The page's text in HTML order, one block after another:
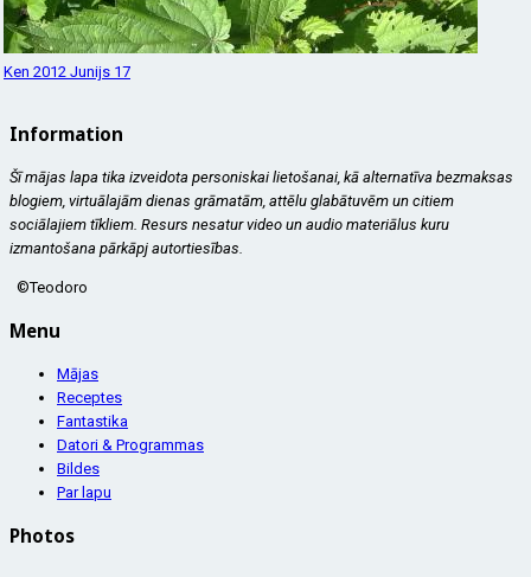
Ken 2012 Junijs 17
Information
Šī mājas lapa tika izveidota personiskai lietošanai, kā alternatīva bezmaksas
blogiem, virtuālajām dienas grāmatām, attēlu glabātuvēm un citiem
sociālajiem tīkliem. Resurs nesatur video un audio materiālus kuru
izmantošana pārkāpj autortiesības.
©Teodoro
Menu
Mājas
Receptes
Fantastika
Datori & Programmas
Bildes
Par lapu
Photos